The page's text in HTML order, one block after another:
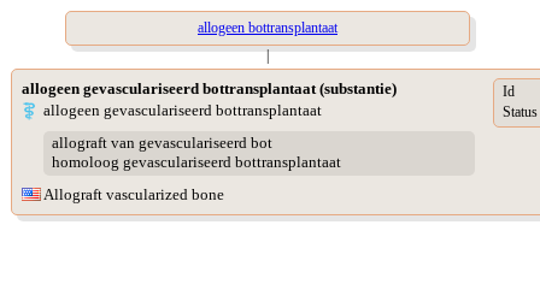
allogeen bottransplantaat
|
allogeen gevasculariseerd bottransplantaat (substantie)
allogeen gevasculariseerd bottransplantaat
allograft van gevasculariseerd bot
homoloog gevasculariseerd bottransplantaat
Allograft vascularized bone
Id
Status